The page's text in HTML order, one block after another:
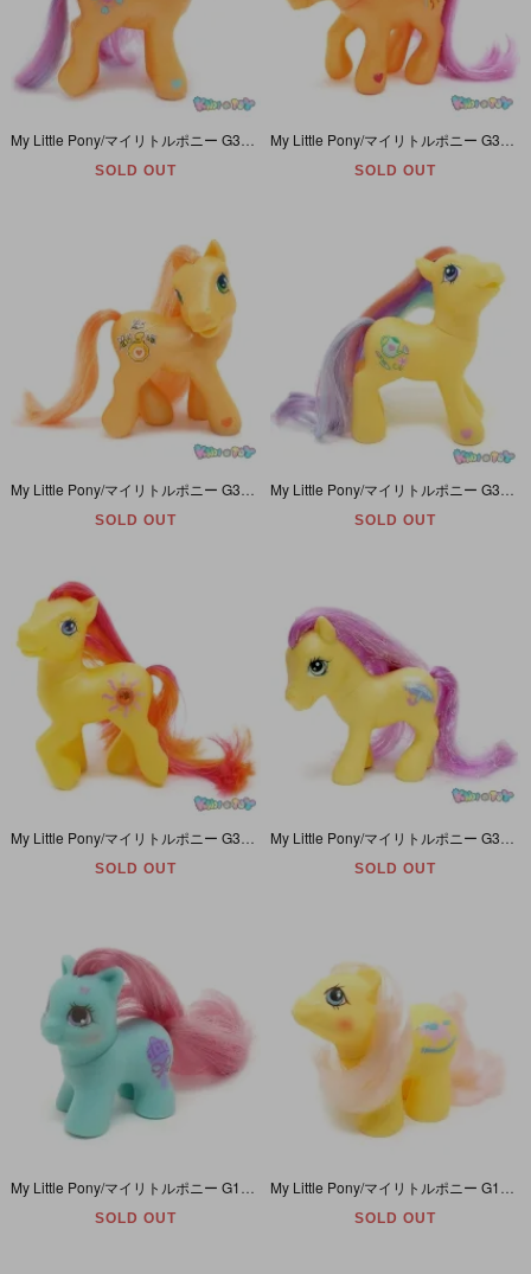
SOLD OUT SOLD OUT
SOLD OUT SOLD OUT
SOLD OUT SOLD OUT
SOLD OUT SOLD OUT